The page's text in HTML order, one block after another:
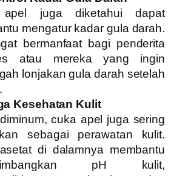
juga diketahui dapat
mengatur kadar gula darah.
bermanfaat bagi penderita
atau mereka yang ingin
lonjakan gula darah setelah
Kesehatan Kulit
cuka apel juga sering
sebagai perawatan kulit.
di dalamnya membantu
pH kulit,